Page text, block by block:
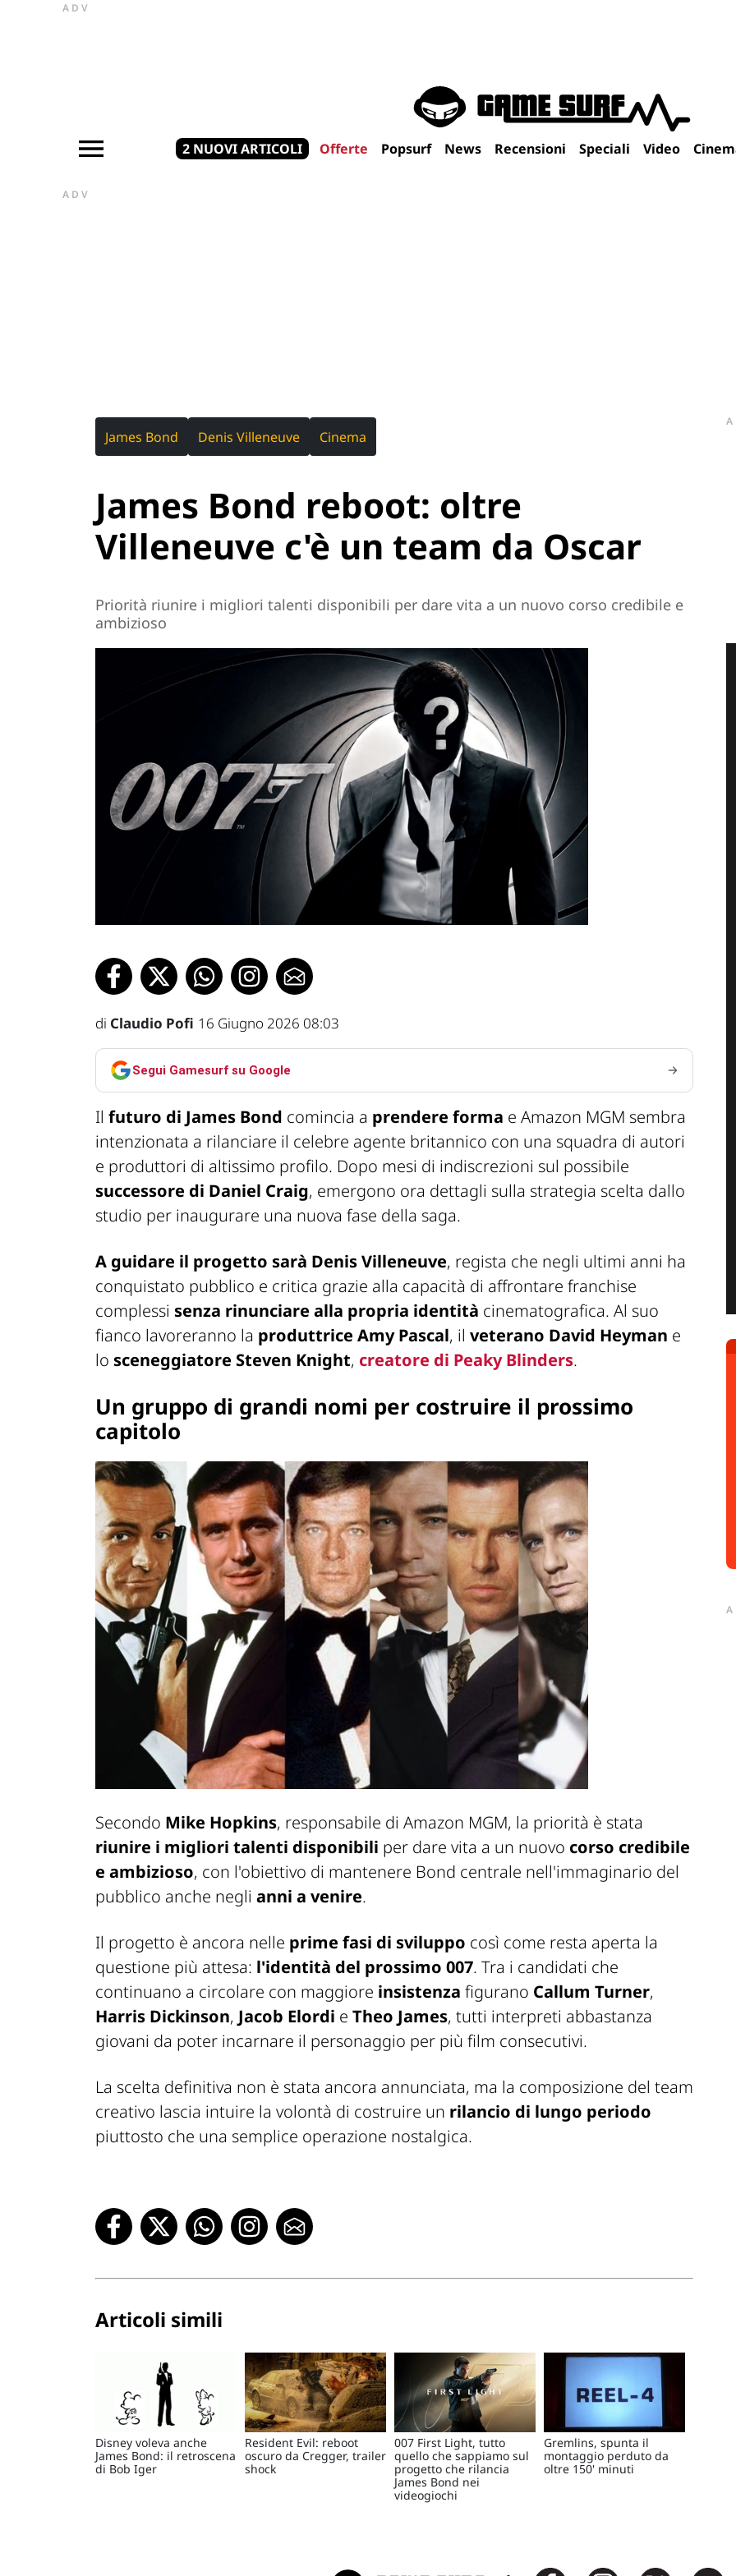
ADV
2 NUOVI ARTICOLI Offerte Popsurf News Recensioni Speciali Video
ADV
James Bond Denis Villeneuve Cinema
James Bond reboot: oltre
Villeneuve c'è un team da Oscar
Priorità riunire i migliori talenti disponibili per dare vita a un nuovo corso credibile e
ambizioso
di Claudio Pofi 16 Giugno 2026 08:03
Segui Gamesurf su Google
Il futuro di James Bond comincia a prendere forma e Amazon MGM sembra
intenzionata a rilanciare il celebre agente britannico con una squadra di autori
e produttori di altissimo profilo. Dopo mesi di indiscrezioni sul possibile
successore di Daniel Craig, emergono ora dettagli sulla strategia scelta dallo
studio per inaugurare una nuova fase della saga.
A guidare il progetto sarà Denis Villeneuve, regista che negli ultimi anni ha
conquistato pubblico e critica grazie alla capacità di affrontare franchise
complessi senza rinunciare alla propria identità cinematografica. Al suo
fianco lavoreranno la produttrice Amy Pascal, il veterano David Heyman e
lo sceneggiatore Steven Knight, creatore di Peaky Blinders.
Un gruppo di grandi nomi per costruire il prossimo
capitolo
Secondo Mike Hopkins, responsabile di Amazon MGM, la priorità è stata
riunire i migliori talenti disponibili per dare vita a un nuovo corso credibile
e ambizioso, con l'obiettivo di mantenere Bond centrale nell'immaginario del
pubblico anche negli anni a venire.
Il progetto è ancora nelle prime fasi di sviluppo così come resta aperta la
questione più attesa: l'identità del prossimo 007. Tra i candidati che
continuano a circolare con maggiore insistenza figurano Callum Turner,
Harris Dickinson, Jacob Elordi e Theo James, tutti interpreti abbastanza
giovani da poter incarnare il personaggio per più film consecutivi.
La scelta definitiva non è stata ancora annunciata, ma la composizione del team
creativo lascia intuire la volontà di costruire un rilancio di lungo periodo
piuttosto che una semplice operazione nostalgica.
Articoli simili
Disney voleva anche
James Bond: il retroscena
di Bob Iger
Resident Evil: reboot
oscuro da Cregger, trailer
shock
007 First Light, tutto
quello che sappiamo sul
progetto che rilancia
James Bond nei
videogiochi
Gremlins, spunta il
montaggio perduto da
oltre 150' minuti